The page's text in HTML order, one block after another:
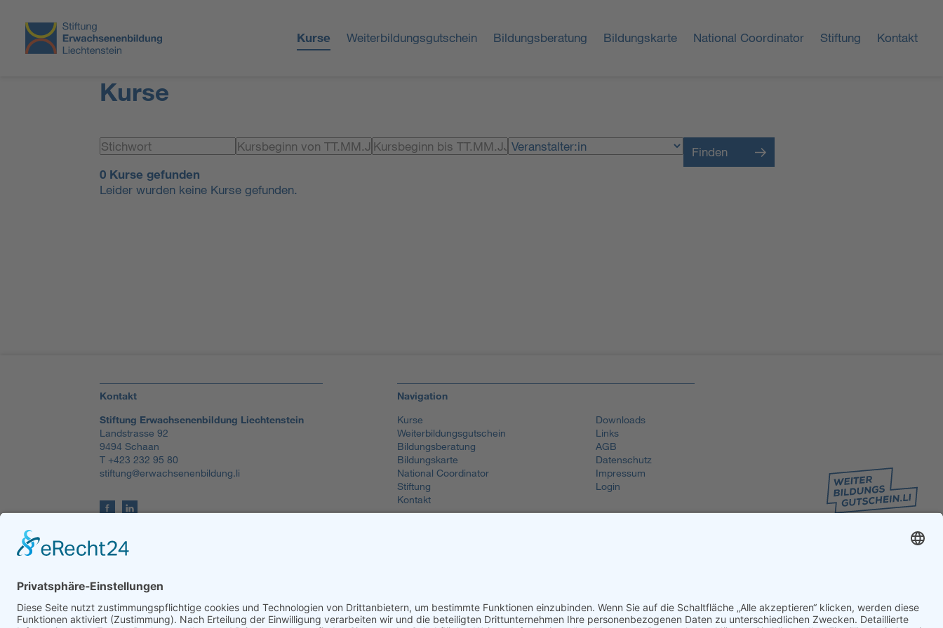
Kurse Weiterbildungsgutschein Bildungsberatung Bildungskarte National Coordinator Stiftung Kontakt
Kurse
Finden
0 Kurse gefunden
Leider wurden keine Kurse gefunden.
Kontakt
Stiftung Erwachsenenbildung Liechtenstein
Landstrasse 92
9494 Schaan
T +423 232 95 80
stiftung@erwachsenenbildung.li
Navigation
Kurse
Weiterbildungsgutschein
Bildungsberatung
Bildungskarte
National Coordinator
Stiftung
Kontakt
Downloads
Links
AGB
Datenschutz
Impressum
Login